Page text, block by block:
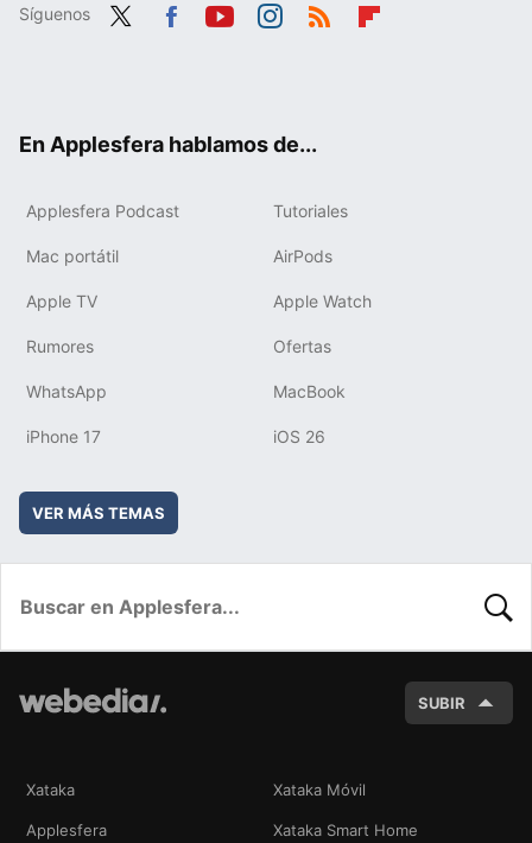
Síguenos
En Applesfera hablamos de...
Applesfera Podcast Tutoriales
Mac portátil AirPods
Apple TV Apple Watch
Rumores Ofertas
WhatsApp MacBook
iPhone 17 iOS 26
VER MÁS TEMAS
SUBIR
Xataka Xataka Móvil
Applesfera Xataka Smart Home